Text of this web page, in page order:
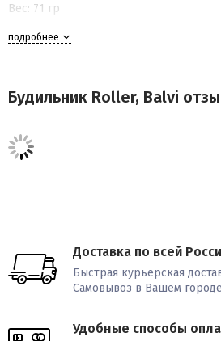
Вес: 71 гр
Размеры без упаковки: 7 х 7 х 3,5
подробнее
Будильник Roller, Balvi
Доставка по всей
Быстрая курьерская
Самовывоз в Вашем
Удобные способы